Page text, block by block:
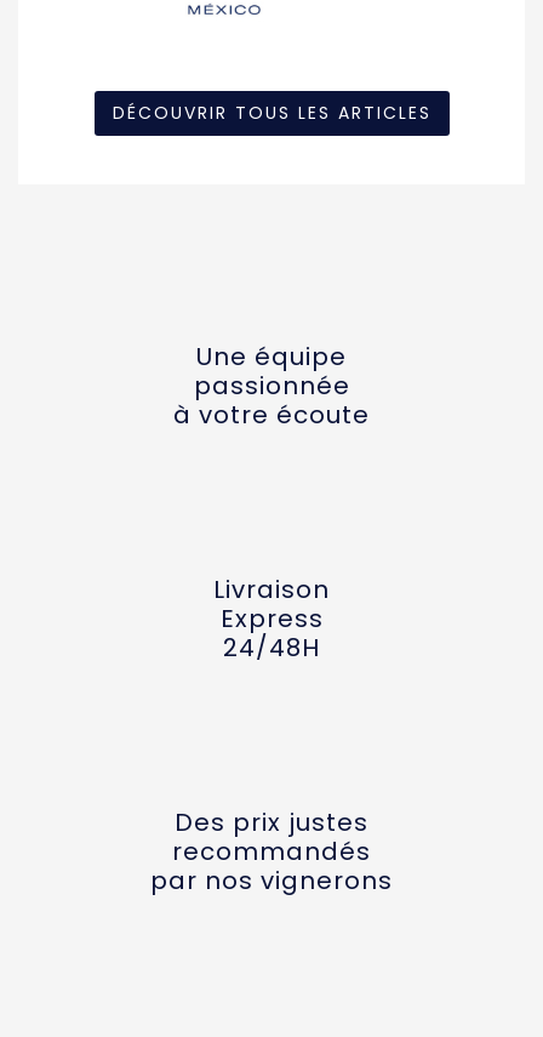
DÉCOUVRIR TOUS LES ARTICLES
Une équipe
passionnée
à votre écoute
Livraison
Express
24/48H
Des prix justes
recommandés
par nos vignerons